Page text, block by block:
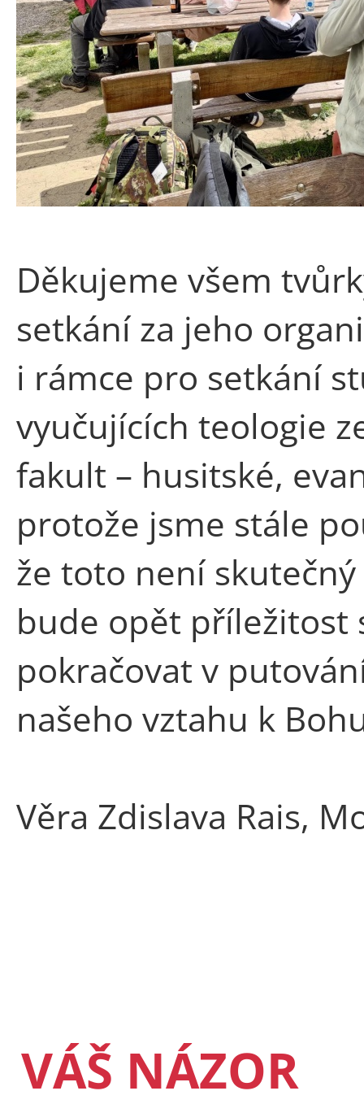
Děkujeme všem
setkání za jeho
i rámce pro setkání
vyučujících teologie
fakult – husitské,
protože jsme stále
že toto není
bude opět příležitost
pokračovat v
našeho vztahu k
Věra Zdislava Rais,
VÁŠ NÁZOR